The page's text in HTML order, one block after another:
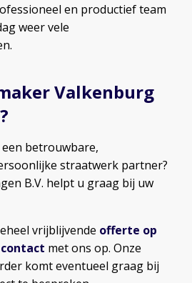
en productief team
weer vele
Valkenburg
betrouwbare,
straatwerk partner?
B.V. helpt u graag bij uw
vrijblijvende offerte op
contact met ons op. Onze
komt eventueel graag bij